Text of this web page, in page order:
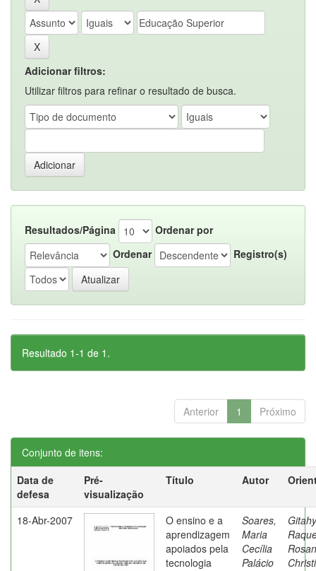
Adicionar filtros:
Utilizar filtros para refinar o resultado de busca.
Resultados/Página
Ordenar por
Ordenar
Registro(s)
Resultado 1-1 de 1.
Anterior 1 Próximo
Conjunto de itens:
Data de
defesa
Pré-
visualização
Título Autor
18-Abr-2007
O ensino e a
aprendizagem
apoiados pela
tecnologia
Soares,
Maria
Cecília
Palácio
Rosan